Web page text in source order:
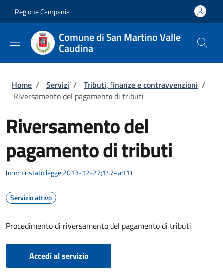
Regione Campania
Comune di San Martino Valle
Caudina
Briciole di pane
Home / Servizi / Tributi, finanze e contravvenzioni /
Riversamento del pagamento di tributi
Riversamento del
pagamento di tributi
(urn:nir:stato:legge:2013-12-27;147~art1)
Servizio attivo
Procedimento di riversamento del pagamento di tributi
Accedi al servizio